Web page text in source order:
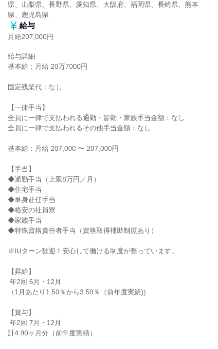
県、山梨県、長野県、愛知県、大阪府、福岡県、長崎県、熊本
県、鹿児島県
給与
月給207,000円
給与詳細
基本給：月給 20万7000円
固定残業代：なし
【一律手当】
全員に一律で支払われる通勤・皆勤・家族手当金額：なし
全員に一律で支払われるその他手当金額：なし
基本給：月給 207,000 〜 207,000円
【手当】
◆通勤手当（上限8万円／月）
◆住宅手当
◆単身赴任手当
◆格安の社員寮
◆家族手当
◆特殊資格責任者手当（資格取得補助制度あり）
※IUターン歓迎！安心して働ける制度が整っています。
【昇給】
（1月あたり1.50％から3.50％（前年度実績))
【賞与】
計4.90ヶ月分（前年度実績）